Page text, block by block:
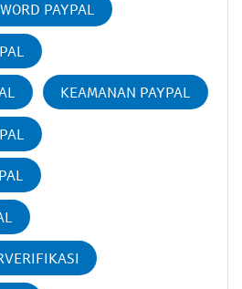
PAYPAL
KEAMANAN PAYPAL